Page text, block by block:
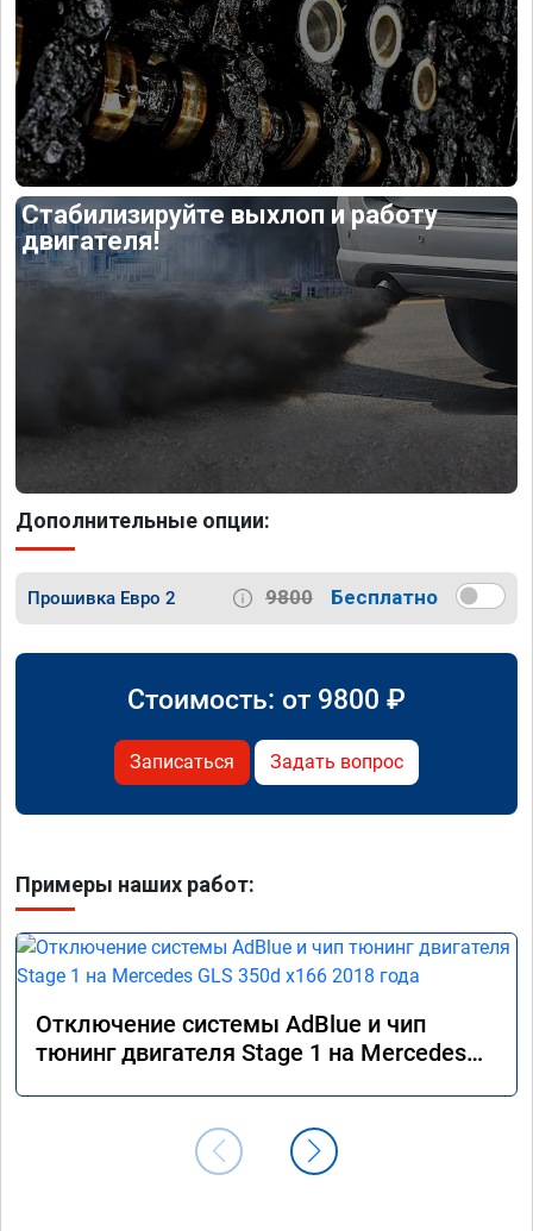
Стабилизируйте выхлоп и работу
двигателя!
Дополнительные опции:
Прошивка Евро 2 9800 Бесплатно
Стоимость: от 9800 ₽
Записаться Задать вопрос
Примеры наших работ:
Отключение системы AdBlue и чип
тюнинг двигателя Stage 1 на Mercedes